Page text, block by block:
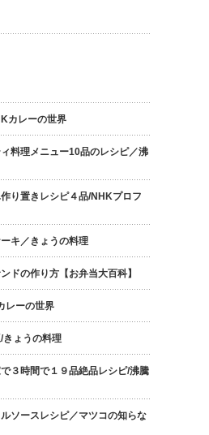
カレーの世界
料理メニュー10品のレシピ／沸
り置きレシピ４品/NHKプロフ
キ／きょうの料理
ドの作り方【お弁当大百科】
レーの世界
きょうの料理
３時間で１９品絶品レシピ/沸騰
ソースレシピ／マツコの知らな